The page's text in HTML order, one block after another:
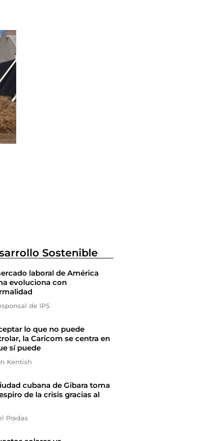
Sostenible
laboral de América
evoluciona con
de IPS
lo que no puede
la Caricom se centra en
sí puede
Kentish
cubana de Gibara toma
de la crisis gracias al
Pradas